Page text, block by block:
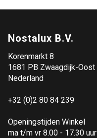
Nostalux B.V.
Korenmarkt 8
1681 PB Zwaagdijk-Oost
Nederland
+32 (0)2 80 84 239
Openingstijden Winkel
ma t/m vr 8.00 - 17.30 uur